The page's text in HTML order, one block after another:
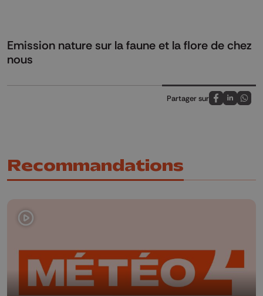
Emission nature sur la faune et la flore de chez
nous
Partager sur
Partagez sur
Partagez
Recommandations